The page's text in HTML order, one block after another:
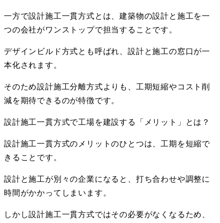
一方で設計施工一貫方式とは、建築物の設計と施工を一
つの会社がワンストップで担当することです。
デザインビルド方式とも呼ばれ、設計と施工の窓口が一
本化されます。
そのため設計施工分離方式よりも、工期短縮やコスト削
減を期待できるのが特徴です。
設計施工一貫方式で工場を建設する「メリット」とは？
設計施工一貫方式のメリットのひとつは、工期を短縮で
きることです。
設計と施工が別々の企業になると、打ち合わせや調整に
時間がかかってしまいます。
しかし設計施工一貫方式ではその必要がなくなるため、